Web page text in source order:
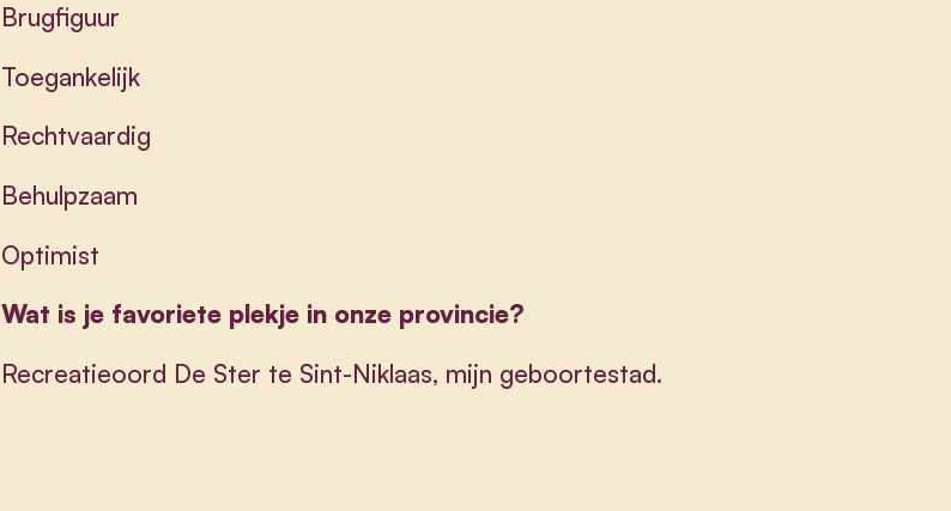
Brugfiguur
Toegankelijk
Rechtvaardig
Behulpzaam
Optimist
Wat is je favoriete plekje in onze provincie?
Recreatieoord De Ster te Sint-Niklaas, mijn geboortestad.